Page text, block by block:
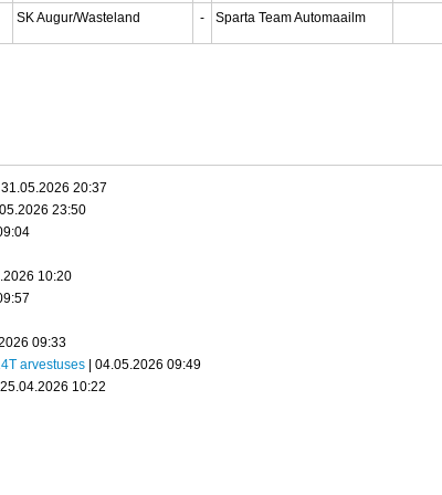
SK Augur/Wasteland - Sparta Team Automaailm
| 31.05.2026 20:37
23:50
10:20
09:33
arvestuses | 04.05.2026 09:49
25.04.2026 10:22